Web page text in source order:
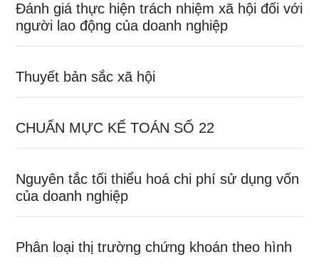
Đánh giá thực hiện trách nhiệm xã hội đối với
người lao động của doanh nghiệp
Thuyết bản sắc xã hội
CHUẨN MỰC KẾ TOÁN SỐ 22
Nguyên tắc tối thiểu hoá chi phí sử dụng vốn
của doanh nghiệp
Phân loại thị trường chứng khoán theo hình